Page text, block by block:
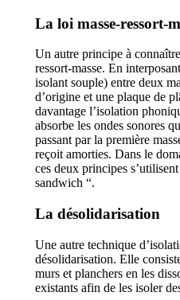
La loi masse-ressort-
Un autre principe à
ressort-masse. En
isolant souple) entre deux
d’origine et une plaque de
davantage l’isolation
absorbe les ondes sonores
passant par la première
reçoit amorties. Dans le
ces deux principes
sandwich “.
La désolidarisation
Une autre technique
désolidarisation. Elle
murs et planchers en les
existants afin de les isoler